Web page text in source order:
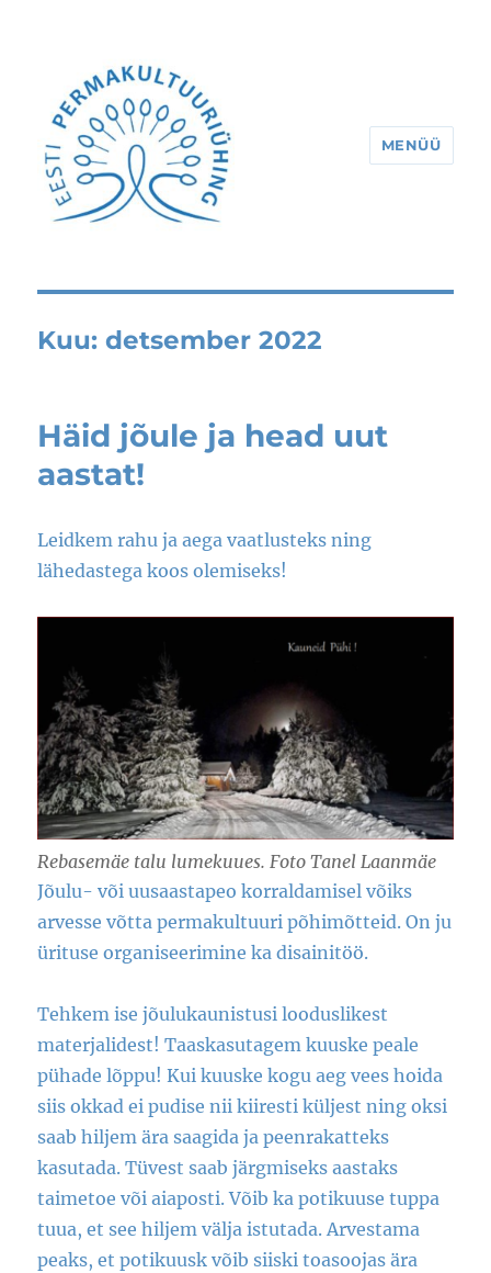
MENÜÜ
Kuu:detsember 2022
Häid jõule ja head uut
aastat!
Leidkem rahu ja aega vaatlusteks ning
lähedastega koos olemiseks!
Rebasemäe talu lumekuues. Foto Tanel Laanmäe
Jõulu- või uusaastapeo korraldamisel võiks
arvesse võtta permakultuuri põhimõtteid. On ju
ürituse organiseerimine ka disainitöö.
Tehkem ise jõulukaunistusi looduslikest
materjalidest! Taaskasutagem kuuske peale
pühade lõppu! Kui kuuske kogu aeg vees hoida
siis okkad ei pudise nii kiiresti küljest ning oksi
saab hiljem ära saagida ja peenrakatteks
kasutada. Tüvest saab järgmiseks aastaks
taimetoe või aiaposti. Võib ka potikuuse tuppa
tuua, et see hiljem välja istutada. Arvestama
peaks, et potikuusk võib siiski toasoojas ära